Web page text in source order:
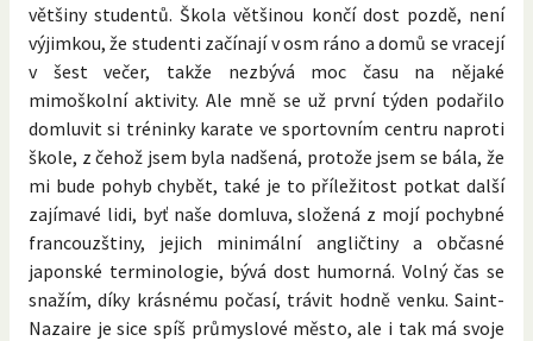
většiny studentů. Škola většinou končí dost pozdě, není
výjimkou, že studenti začínají v osm ráno a domů se vracejí
v šest večer, takže nezbývá moc času na nějaké
mimoškolní aktivity. Ale mně se už první týden podařilo
domluvit si tréninky karate ve sportovním centru naproti
škole, z čehož jsem byla nadšená, protože jsem se bála, že
mi bude pohyb chybět, také je to příležitost potkat další
zajímavé lidi, byť naše domluva, složená z mojí pochybné
francouzštiny, jejich minimální angličtiny a občasné
japonské terminologie, bývá dost humorná. Volný čas se
snažím, díky krásnému počasí, trávit hodně venku. Saint-
Nazaire je sice spíš průmyslové město, ale i tak má svoje